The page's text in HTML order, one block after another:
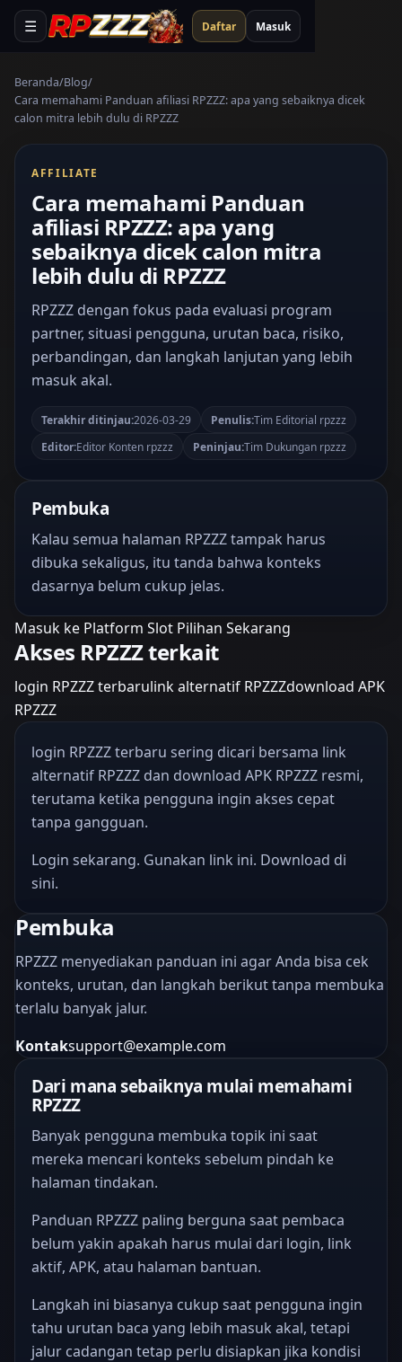
☰ Daftar Masuk
Beranda Blog
Cara memahami Panduan afiliasi RPZZZ: apa yang sebaiknya dicek
calon mitra lebih dulu di RPZZZ
AFFILIATE
Cara memahami Panduan
afiliasi RPZZZ: apa yang
sebaiknya dicek calon mitra
lebih dulu di RPZZZ
RPZZZ dengan fokus pada evaluasi program
partner, situasi pengguna, urutan baca, risiko,
perbandingan, dan langkah lanjutan yang lebih
masuk akal.
Terakhir ditinjau:2026-03-29 Penulis:Tim Editorial rpzzz
Editor:Editor Konten rpzzz Peninjau:Tim Dukungan rpzzz
Pembuka
Kalau semua halaman RPZZZ tampak harus
dibuka sekaligus, itu tanda bahwa konteks
dasarnya belum cukup jelas.
Masuk ke Platform Slot Pilihan Sekarang
Akses RPZZZ terkait
login RPZZZ terbarulink alternatif RPZZZdownload APK
RPZZZ
login RPZZZ terbaru sering dicari bersama link
alternatif RPZZZ dan download APK RPZZZ resmi,
terutama ketika pengguna ingin akses cepat
tanpa gangguan.
Login sekarang. Gunakan link ini. Download di
sini.
Pembuka
RPZZZ menyediakan panduan ini agar Anda bisa cek
konteks, urutan, dan langkah berikut tanpa membuka
terlalu banyak jalur.
Kontaksupport@example.com
Dari mana sebaiknya mulai memahami
RPZZZ
Banyak pengguna membuka topik ini saat
mereka mencari konteks sebelum pindah ke
halaman tindakan.
Panduan RPZZZ paling berguna saat pembaca
belum yakin apakah harus mulai dari login, link
aktif, APK, atau halaman bantuan.
Langkah ini biasanya cukup saat pengguna ingin
tahu urutan baca yang lebih masuk akal, tetapi
jalur cadangan tetap perlu disiapkan jika kondisi